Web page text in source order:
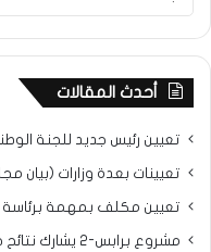
أحدث المقالات
تعيين رئيس جديد للجنة
تعيينات بعدة وزارات (بيان
تعيين مكلف بمهمة
مشروع برابس-